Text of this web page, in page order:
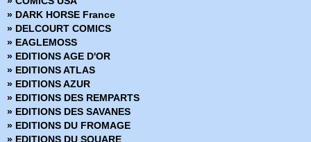
» Bone Parish
» Bourbon Thret
» BPRD
» BPRD - L'Enfer sur terre
» BPRD - Un Mal bien connu
» BPRD Origines
» Brit
» BRZRKR
» BRZRKR - Bloodlines
» BuzzKill
» DARK HORSE France
» DELCOURT COMICS
» EAGLEMOSS
» EDITIONS AGE D'OR
» EDITIONS ATLAS
» EDITIONS AZUR
» EDITIONS DES REMPARTS
» EDITIONS DES SAVANES
» EDITIONS DU FROMAGE
» EDITIONS DU SQUARE